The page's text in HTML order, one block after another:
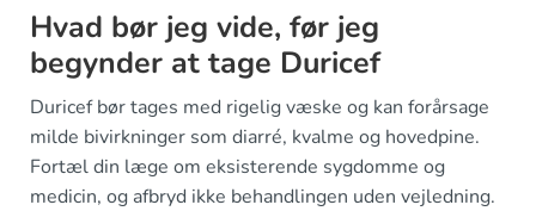
Hvad bør jeg vide, før jeg
begynder at tage Duricef
Duricef bør tages med rigelig væske og kan forårsage
milde bivirkninger som diarré, kvalme og hovedpine.
Fortæl din læge om eksisterende sygdomme og
medicin, og afbryd ikke behandlingen uden vejledning.